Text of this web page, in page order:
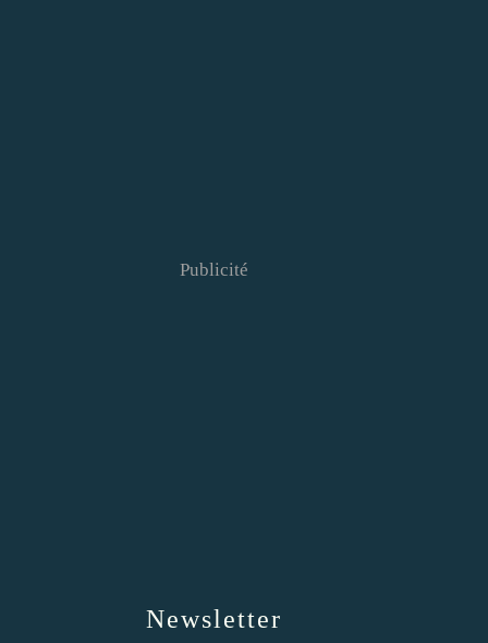
Newsletter
Publicité